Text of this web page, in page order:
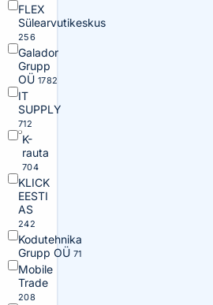
FLEX
Sülearvutikeskus
256
Galador
Grupp
OÜ 1782
IT
SUPPLY
712
K-
rauta
704
KLICK
EESTI
AS
242
Kodutehnika
Grupp OÜ 71
Mobile
Trade
208